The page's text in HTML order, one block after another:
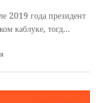
2019 года президент
каблуке, тогд...